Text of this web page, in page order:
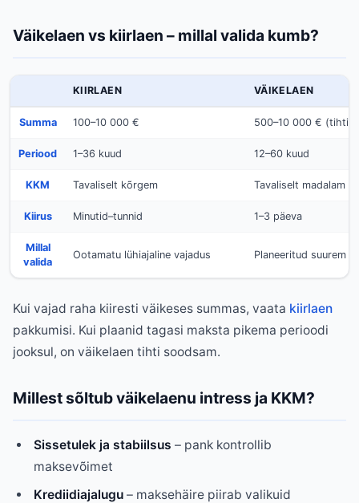
Väikelaen vs kiirlaen – millal valida kumb?
KIIRLAEN VÄIKELAEN
Summa 100–10 000 € 500–10 000 € (tihti
Periood 1–36 kuud 12–60 kuud
KKM Tavaliselt kõrgem Tavaliselt madalam
Kiirus Minutid–tunnid 1–3 päeva
Millal
valida
Ootamatu lühiajaline vajadus Planeeritud suurem
Kui vajad raha kiiresti väikeses summas, vaata kiirlaen
pakkumisi. Kui plaanid tagasi maksta pikema perioodi
jooksul, on väikelaen tihti soodsam.
Millest sõltub väikelaenu intress ja KKM?
Sissetulek ja stabiilsus – pank kontrollib
maksevõimet
Krediidiajalugu– maksehäire piirab valikuid